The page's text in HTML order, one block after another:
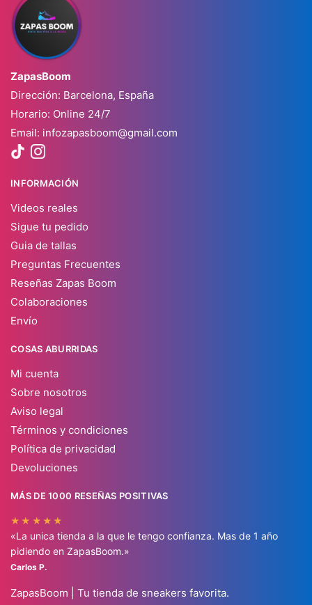
ZapasBoom
Dirección: Barcelona, España
Horario: Online 24/7
Email: infozapasboom@gmail.com
INFORMACIÓN
Videos reales
Sigue tu pedido
Guia de tallas
Preguntas Frecuentes
Reseñas Zapas Boom
Colaboraciones
Envío
COSAS ABURRIDAS
Mi cuenta
Sobre nosotros
Aviso legal
Términos y condiciones
Política de privacidad
Devoluciones
MÁS DE 1000 RESEÑAS POSITIVAS
★★★★★
«La unica tienda a la que le tengo confianza. Mas de 1 año
pidiendo en ZapasBoom.»
Carlos P.
ZapasBoom | Tu tienda de sneakers favorita.